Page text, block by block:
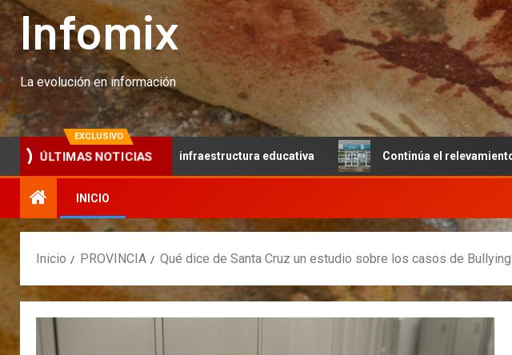
Infomix
La evolución en información
EXCLUSIVO
ÚLTIMAS NOTICIAS
articulado y la infraestructura educativa Continúa el relevamiento técnico en
INICIO
Inicio PROVINCIA Qué dice de Santa Cruz un estudio sobre los casos de